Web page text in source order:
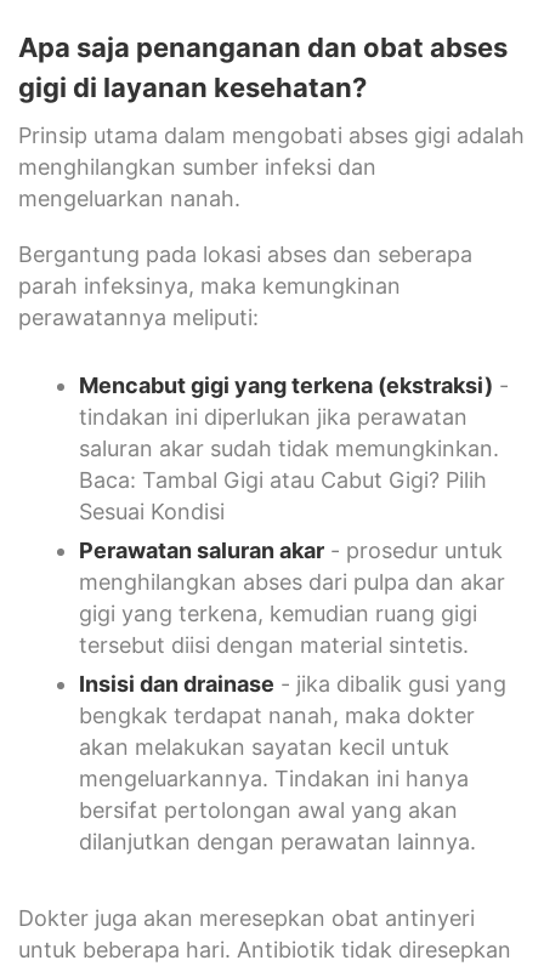
Apa saja penanganan dan obat abses
gigi di layanan kesehatan?
Prinsip utama dalam mengobati abses gigi adalah
menghilangkan sumber infeksi dan
mengeluarkan nanah.
Bergantung pada lokasi abses dan seberapa
parah infeksinya, maka kemungkinan
perawatannya meliputi:
Mencabut gigi yang terkena (ekstraksi) -
tindakan ini diperlukan jika perawatan
saluran akar sudah tidak memungkinkan.
Baca: Tambal Gigi atau Cabut Gigi? Pilih
Sesuai Kondisi
Perawatan saluran akar - prosedur untuk
menghilangkan abses dari pulpa dan akar
gigi yang terkena, kemudian ruang gigi
tersebut diisi dengan material sintetis.
Insisi dan drainase - jika dibalik gusi yang
bengkak terdapat nanah, maka dokter
akan melakukan sayatan kecil untuk
mengeluarkannya. Tindakan ini hanya
bersifat pertolongan awal yang akan
dilanjutkan dengan perawatan lainnya.
Dokter juga akan meresepkan obat antinyeri
untuk beberapa hari. Antibiotik tidak diresepkan